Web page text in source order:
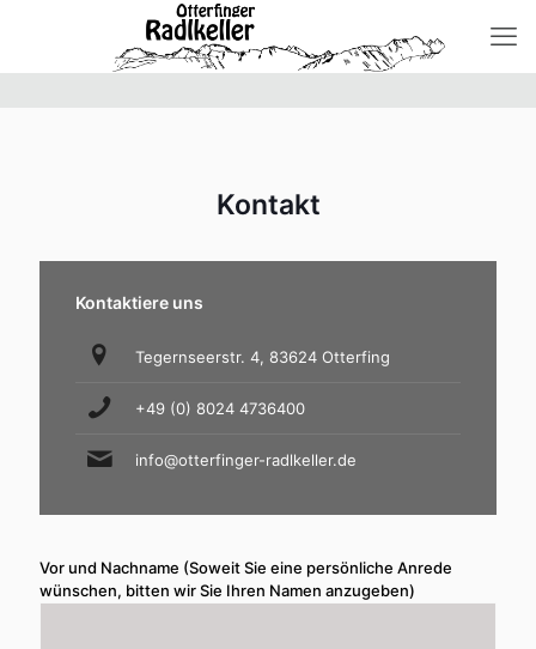
Kontakt
Kontaktiere uns
Tegernseerstr. 4, 83624 Otterfing
+49 (0) 8024 4736400
info@otterfinger-radlkeller.de
Vor und Nachname (Soweit Sie eine persönliche Anrede
wünschen, bitten wir Sie Ihren Namen anzugeben)